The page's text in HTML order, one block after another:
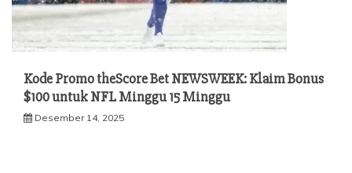
Kode Promo theScore Bet NEWSWEEK: Klaim Bonus
$100 untuk NFL Minggu 15 Minggu
Desember 14, 2025